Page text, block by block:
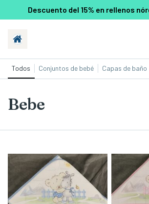
Descuento del 15% en rellenos
Todos Conjuntos de bebé Capas de baño
Bebe